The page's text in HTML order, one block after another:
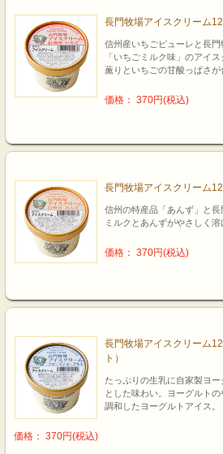
長門牧場アイスクリーム
信州産いちごピューレと長
「いちごミルク味」のアイ
薫りといちごの甘酸っぱさが
価格： 370円(税込)
長門牧場アイスクリーム
信州の特産品「あんず」と
ミルクとあんずがやさしく
価格： 370円(税込)
長門牧場アイスクリーム
ト）
たっぷりの生乳に自家製ヨ
とした味わい。ヨーグルト
調和したヨーグルトアイス。
価格： 370円(税込)